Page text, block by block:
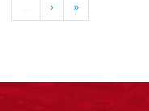
… › »